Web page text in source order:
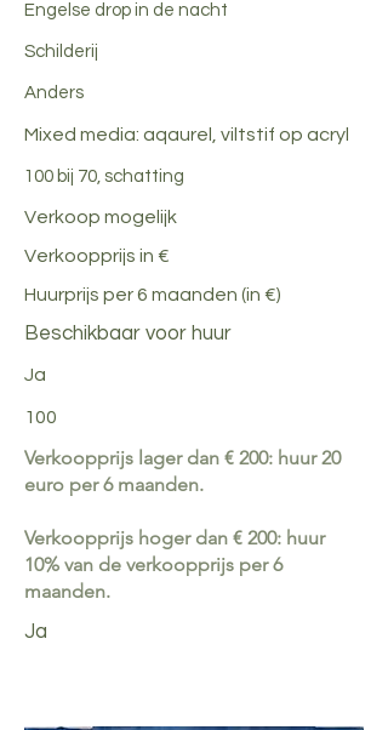
Engelse drop in de nacht
Schilderij
Anders
Mixed media: aqaurel, viltstif op acryl
100 bij 70, schatting
Verkoop mogelijk
Verkoopprijs in €
Huurprijs per 6 maanden (in €)
Beschikbaar voor huur
Ja
100
Verkoopprijs lager dan € 200: huur 20
euro per 6 maanden.
Verkoopprijs hoger dan € 200: huur
10% van de verkoopprijs per 6
maanden.
Ja